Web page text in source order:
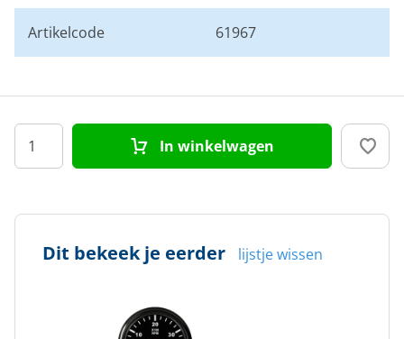
Artikelcode 61967
In winkelwagen
Dit bekeek je eerder lijstje wissen